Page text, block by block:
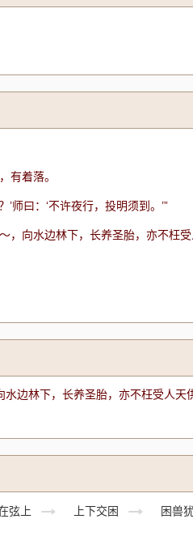
有着落。
师曰：‘不许夜行，投明须到。’”
，向水边林下，长养圣胎，亦不枉
边林下，长养圣胎，亦不枉受人天
弦上 上下交困 困兽